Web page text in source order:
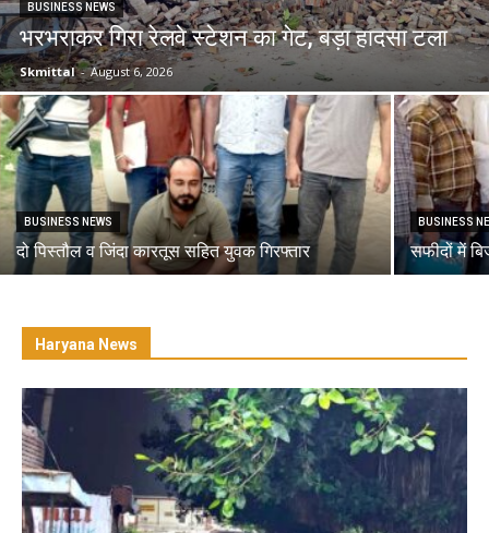
BUSINESS NEWS
भरभराकर गिरा रेलवे स्टेशन का गेट, बड़ा हादसा टला
Skmittal - August 6, 2026
BUSINESS NEWS
दो पिस्तौल व जिंदा कारतूस सहित युवक गिरफ्तार
BUSINESS
सफीदों में
Haryana News